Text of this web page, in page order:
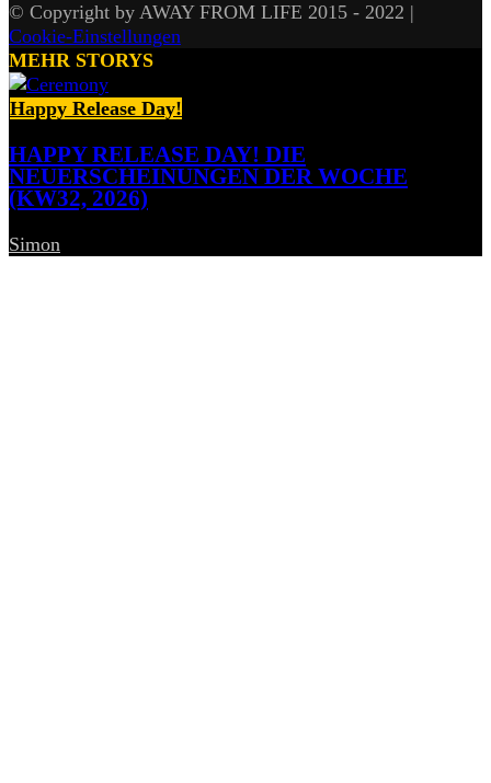
© Copyright by AWAY FROM LIFE 2015 - 2022 |
Cookie-Einstellungen
MEHR STORYS
Happy Release Day!
HAPPY RELEASE DAY! DIE
NEUERSCHEINUNGEN DER WOCHE
(KW32, 2026)
Simon